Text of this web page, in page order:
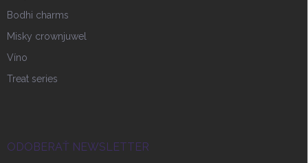
Bodhi charms
Misky crownjuwel
Víno
Treat series
ODOBERAŤ NEWSLETTER